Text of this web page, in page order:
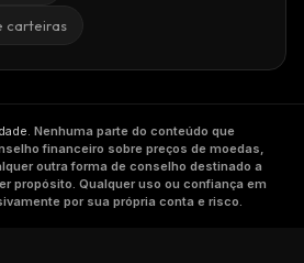
carteiras
. Nenhuma parte do conteúdo que
financeiro sobre preços de moedas,
outra forma de conselho destinado a
propósito. Qualquer uso ou confiança em
por sua própria conta e risco.